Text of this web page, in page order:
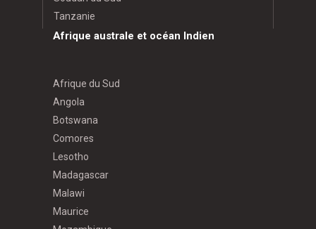
Tanzanie
Afrique australe et océan Indien
Afrique du Sud
Angola
Botswana
Comores
Lesotho
Madagascar
Malawi
Maurice